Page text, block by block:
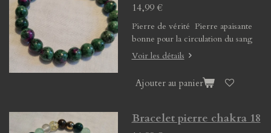
14,99 €
Pierre de vérité Pierre apaisante
bonne pour la circulation du sang
Voir les détails
Ajouter au panier
Bracelet pierre chakra 18